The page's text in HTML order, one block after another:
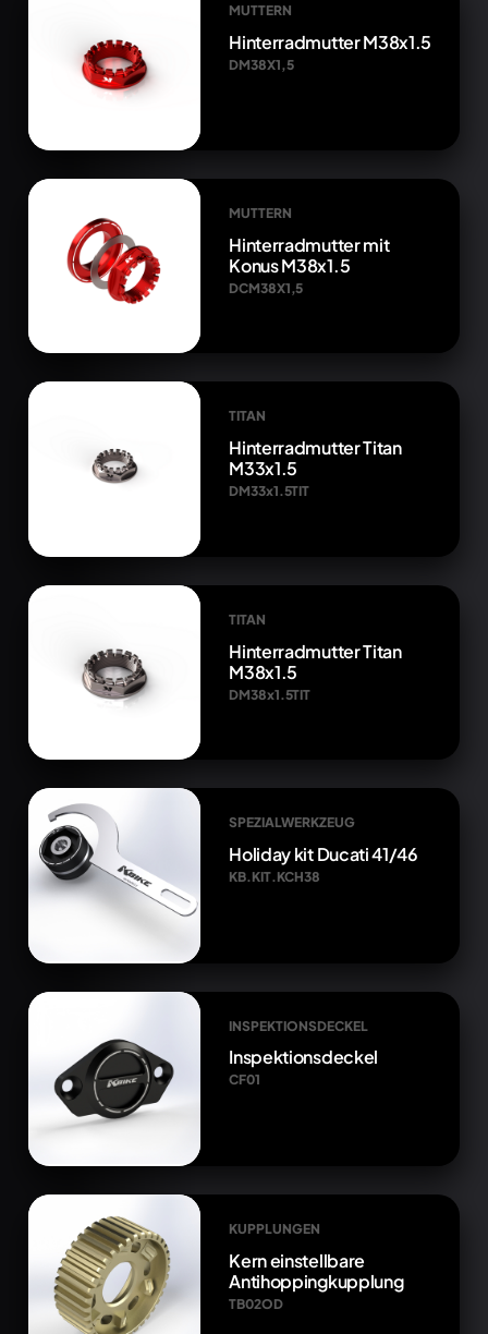
MUTTERN
Hinterradmutter M38x1.5
DM38X1,5
MUTTERN
Hinterradmutter mit
Konus M38x1.5
DCM38X1,5
TITAN
Hinterradmutter Titan
M33x1.5
DM33x1.5TIT
TITAN
Hinterradmutter Titan
M38x1.5
DM38x1.5TIT
SPEZIALWERKZEUG
Holiday kit Ducati 41/46
KB.KIT.KCH38
INSPEKTIONSDECKEL
Inspektionsdeckel
CF01
KUPPLUNGEN
Kern einstellbare
Antihoppingkupplung
TB02OD